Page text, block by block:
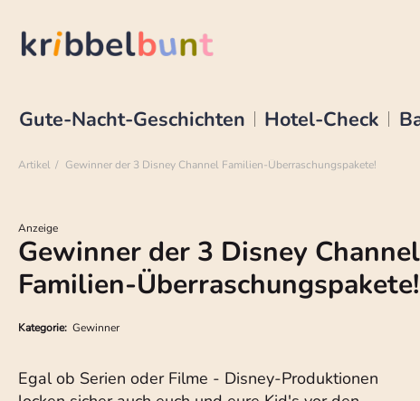
Gute-Nacht-Geschichten Hotel-Check
Artikel Gewinner der 3 Disney Channel Familien-Überraschungspakete!
Anzeige
Gewinner der 3 Disney Channel
Familien-Überraschungspakete!
Kategorie: Gewinner
Egal ob Serien oder Filme - Disney-Produktionen